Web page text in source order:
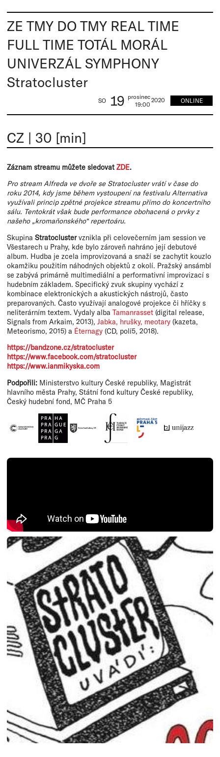
ZE TMY DO TMY REAL TIME
FULL TIME TOTÁL MORÁL
UNIVERZÁL SYMPHONY
Stratocluster
SO 19 prosinec
19:00
2020 ONLINE
CZ | 30 [min]
Záznam streamu můžete sledovatZDE.
Pro stream Alfreda ve dvoře se Stratocluster vrátí v čase do
roku 2014, kdy jsme během vystoupení na festivalu Alternativa
využívali princip zpětné projekce streamu přímo do koncertního
sálu. Tentokrát však bude performance obohacená o prvky z
našeho „kromaňonského“ repertoáru.
Skupina Stratoclustervznikla při celovečerním jam session ve
Všestarech u Prahy, kde bylo zároveň nahráno její debutové
album. Hudba je zcela improvizovaná a snaží se zachytit kouzlo
okamžiku použitím náhodných objektů z okolí. Pražský ansámbl
se zabývá primárně multimediální a performativní improvizací s
hudebním základem. Specifický zvuk skupiny vychází z
kombinace elektronických a akustických nástrojů, často
preparovaných. Často využívají analogové projekce či hříčky s
neliterárním textem. Vydaly alba Tamanrasset (digital release,
Signals from Arkaim, 2013), Jabka, hrušky, meotary (kazeta,
Meteorismo, 2015) a Éternagy (CD, polí5, 2018).
https://bandzone.cz/stratocluster
https://www.facebook.com/stratocluster
https://www.ianmikyska.com
Podpořili: Ministerstvo kultury České republiky, Magistrát
hlavního města Prahy, Státní fond kultury České republiky,
Český hudební fond, MČ Praha 5